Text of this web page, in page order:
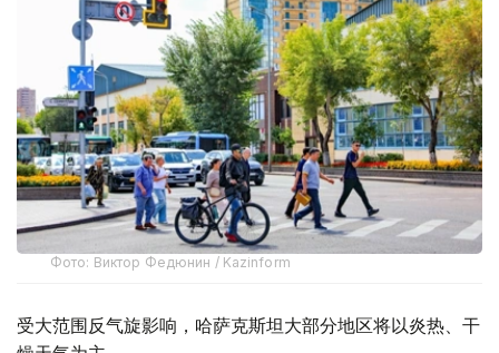
Фото: Виктор Федюнин / Kazinform
受大范围反气旋影响，哈萨克斯坦大部分地区将以炎热、干